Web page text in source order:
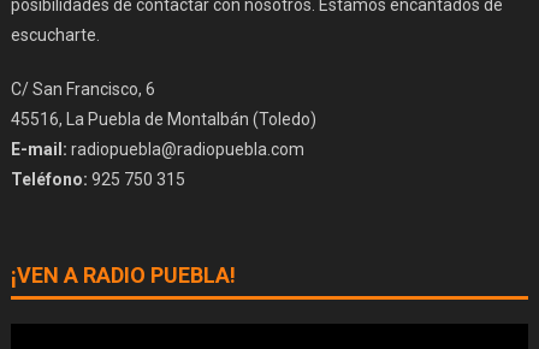
posibilidades de contactar con nosotros. Estamos encantados de
escucharte.
C/ San Francisco, 6
45516, La Puebla de Montalbán (Toledo)
E-mail: radiopuebla@radiopuebla.com
Teléfono: 925 750 315
¡VEN A RADIO PUEBLA!